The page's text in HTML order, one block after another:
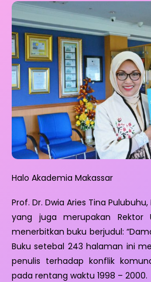
Halo Akademia Makassar
Prof. Dr. Dwia Aries Tina
yang juga merupakan Rektor
menerbitkan buku berjudul:
Buku setebal 243 halaman ini
penulis terhadap konflik
pada rentang waktu 1998 – 2000.